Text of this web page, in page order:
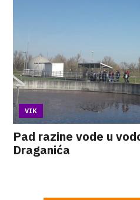
VIK
Pad razine vode u
Draganića